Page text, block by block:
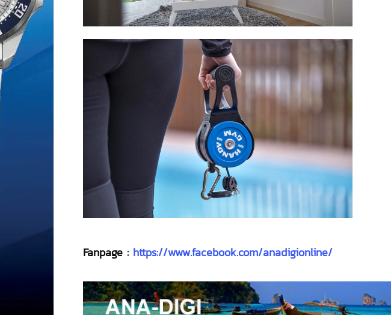
Fanpage : https://www.facebook.com/anadigionline/